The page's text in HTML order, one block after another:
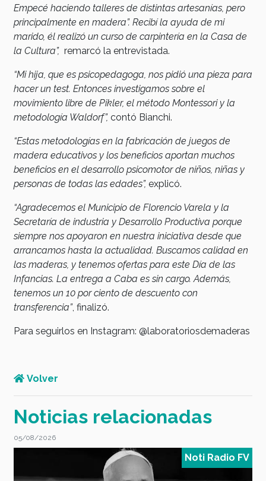
Empecé haciendo talleres de distintas artesanías, pero
principalmente en madera”. Recibí la ayuda de mi
marido, él realizó un curso de carpintería en la Casa de
la Cultura”, remarcó la entrevistada.
“Mi hija, que es psicopedagoga, nos pidió una pieza para
hacer un test. Entonces investigamos sobre el
movimiento libre de Pikler, el método Montessori y la
metodología Waldorf”, contó Bianchi.
“Estas metodologías en la fabricación de juegos de
madera educativos y los beneficios aportan muchos
beneficios en el desarrollo psicomotor de niños, niñas y
personas de todas las edades”, explicó.
“Agradecemos el Municipio de Florencio Varela y la
Secretaría de industria y Desarrollo Productiva porque
siempre nos apoyaron en nuestra iniciativa desde que
arrancamos hasta la actualidad. Buscamos calidad en
las maderas, y tenemos ofertas para este Día de las
Infancias. La entrega a Caba es sin cargo. Además,
tenemos un 10 por ciento de descuento con
transferencia”, finalizó.
Para seguirlos en Instagram: @laboratoriosdemaderas
Volver
Noticias relacionadas
05/08/2026
Noti Radio FV